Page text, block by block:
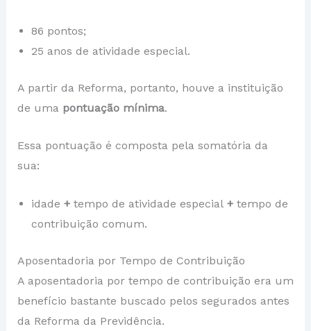
86 pontos;
25 anos de atividade especial.
A partir da Reforma, portanto, houve a instituição
de uma pontuação mínima.
Essa pontuação é composta pela somatória da
sua:
idade +tempo de atividade especial +tempo de
contribuição comum.
Aposentadoria por Tempo de Contribuição
A aposentadoria por tempo de contribuição era um
benefício bastante buscado pelos segurados antes
da Reforma da Previdência.